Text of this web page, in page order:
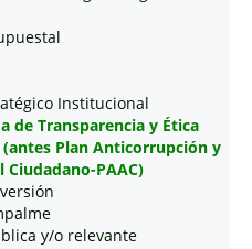
Institucional
de Transparencia y Ética
(antes Plan Anticorrupción y
PAAC)
y/o relevante